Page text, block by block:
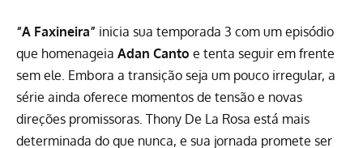
“A Faxineira” inicia sua temporada 3 com um episódio
que homenageia Adan Canto e tenta seguir em frente
sem ele. Embora a transição seja um pouco irregular, a
série ainda oferece momentos de tensão e novas
direções promissoras. Thony De La Rosa está mais
determinada do que nunca, e sua jornada promete ser